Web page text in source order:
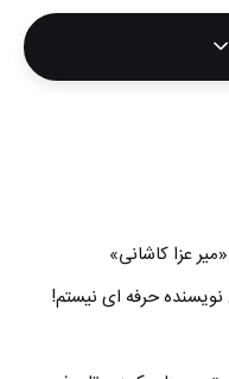
حرفه ای نیستم!